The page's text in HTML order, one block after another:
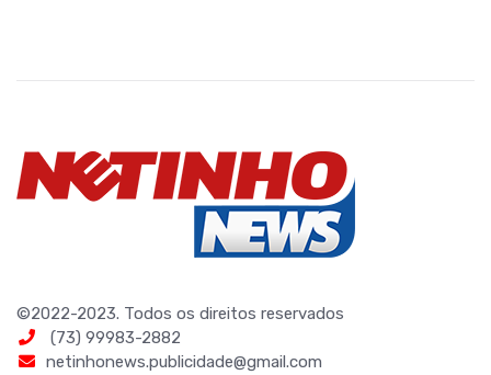
©2022-2023. Todos os direitos reservados
(73) 99983-2882
netinhonews.publicidade@gmail.com